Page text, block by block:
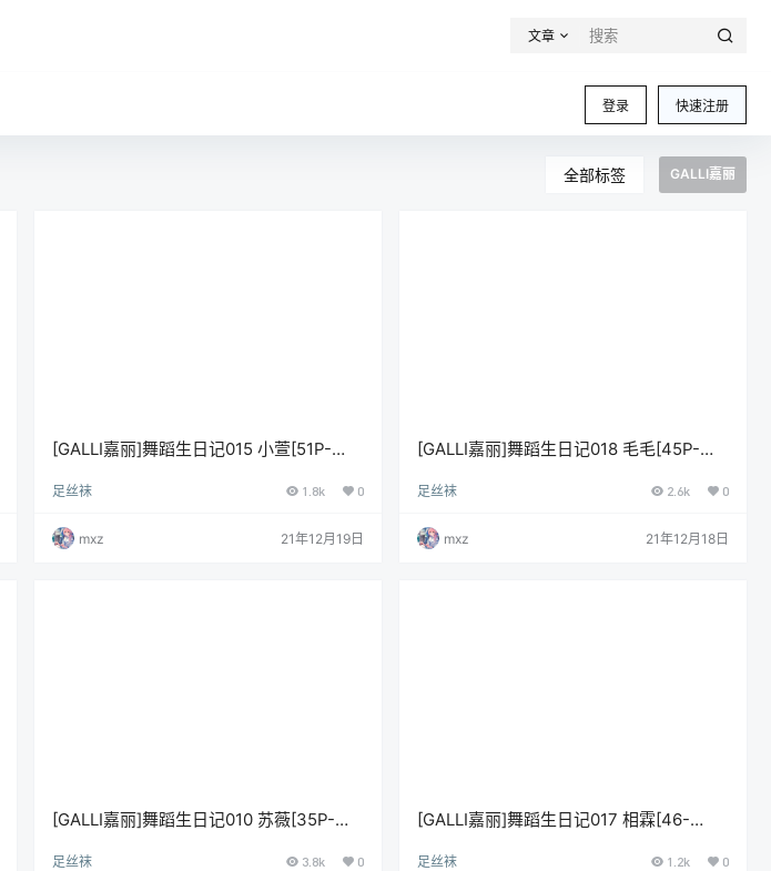
文章
登录 快速注册
全部标签 GALLI嘉丽
[GALLI嘉丽]舞蹈生日记015 小萱[51P-
足丝袜 1.8k 0
mxz 21年12月19日
[GALLI嘉丽]舞蹈生日记018 毛毛[45P-
足丝袜 2.6k 0
mxz 21年12月18日
[GALLI嘉丽]舞蹈生日记010 苏薇[35P-
足丝袜 3.8k 0
[GALLI嘉丽]舞蹈生日记017 相霖[46-
足丝袜 1.2k 0